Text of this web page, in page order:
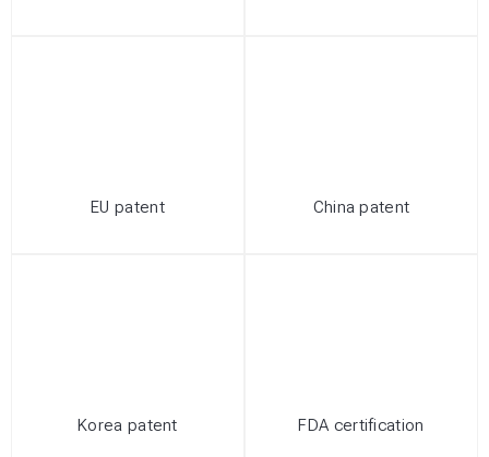
EU patent China patent
Korea patent FDA certification